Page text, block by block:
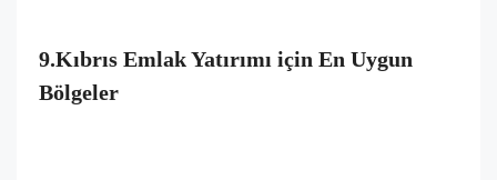
9.Kıbrıs Emlak Yatırımı için En Uygun
Bölgeler